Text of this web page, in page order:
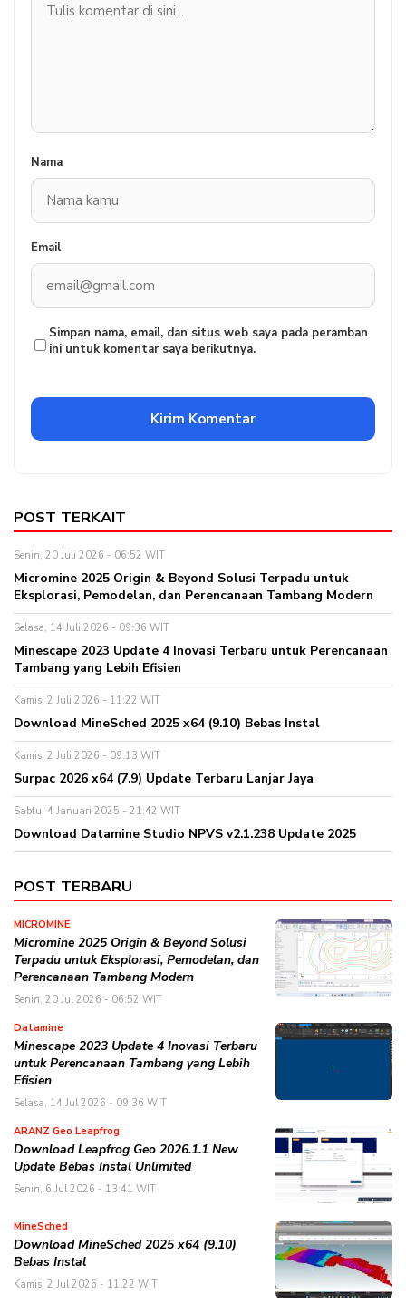
Nama
Email
Simpan nama, email, dan situs web saya pada peramban
ini untuk komentar saya berikutnya.
POST TERKAIT
Senin, 20 Juli 2026 - 06:52 WIT
Micromine 2025 Origin & Beyond Solusi Terpadu untuk
Eksplorasi, Pemodelan, dan Perencanaan Tambang Modern
Selasa, 14 Juli 2026 - 09:36 WIT
Minescape 2023 Update 4 Inovasi Terbaru untuk Perencanaan
Tambang yang Lebih Efisien
Kamis, 2 Juli 2026 - 11:22 WIT
Download MineSched 2025 x64 (9.10) Bebas Instal
Kamis, 2 Juli 2026 - 09:13 WIT
Surpac 2026 x64 (7.9) Update Terbaru Lanjar Jaya
Sabtu, 4 Januari 2025 - 21:42 WIT
Download Datamine Studio NPVS v2.1.238 Update 2025
POST TERBARU
MICROMINE
Micromine 2025 Origin & Beyond Solusi
Terpadu untuk Eksplorasi, Pemodelan, dan
Perencanaan Tambang Modern
Senin, 20 Jul 2026 - 06:52 WIT
Datamine
Minescape 2023 Update 4 Inovasi Terbaru
untuk Perencanaan Tambang yang Lebih
Efisien
Selasa, 14 Jul 2026 - 09:36 WIT
ARANZ Geo Leapfrog
Download Leapfrog Geo 2026.1.1 New
Update Bebas Instal Unlimited
Senin, 6 Jul 2026 - 13:41 WIT
MineSched
Download MineSched 2025 x64 (9.10)
Bebas Instal
Kamis, 2 Jul 2026 - 11:22 WIT